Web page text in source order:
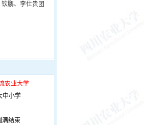
钦鹏、李仕贵团
农业大学
中小学
满结束